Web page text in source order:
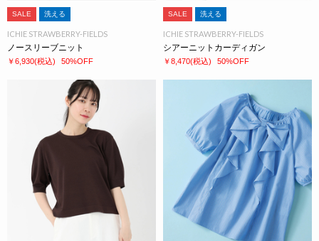
SALE 洗える
ICHIE STRAWBERRY-FIELDS
ノースリーブニット
￥6,930(税込) 50%OFF
SALE 洗える
ICHIE STRAWBERRY-FIELDS
シアーニットカーディガン
￥8,470(税込) 50%OFF